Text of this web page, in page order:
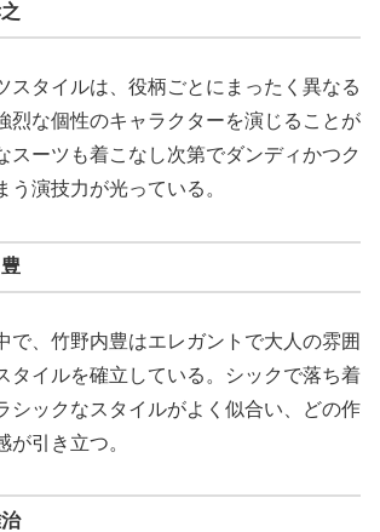
スタイルは、役柄ごとにまったく異なる
烈な個性のキャラクターを演じることが
スーツも着こなし次第でダンディかつク
う演技力が光っている。
で、竹野内豊はエレガントで大人の雰囲
タイルを確立している。シックで落ち着
シックなスタイルがよく似合い、どの作
が引き立つ。